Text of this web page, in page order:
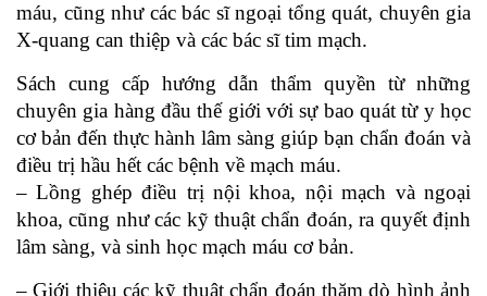
máu, cũng như các bác sĩ ngoại tổng quát, chuyên gia
X-quang can thiệp và các bác sĩ tim mạch.
Sách cung cấp hướng dẫn thẩm quyền từ những
chuyên gia hàng đầu thế giới với sự bao quát từ y học
cơ bản đến thực hành lâm sàng giúp bạn chẩn đoán và
điều trị hầu hết các bệnh về mạch máu.
– Lồng ghép điều trị nội khoa, nội mạch và ngoại
khoa, cũng như các kỹ thuật chẩn đoán, ra quyết định
lâm sàng, và sinh học mạch máu cơ bản.
– Giới thiệu các kỹ thuật chẩn đoán thăm dò hình ảnh